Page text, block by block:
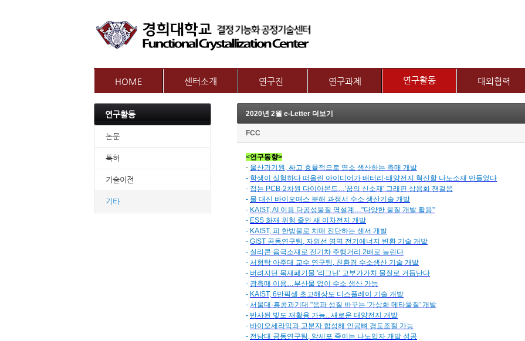
HOME 센터소개 연구진
교수별 연구내용
연구과제
제2그룹 연구주제
연구활동 대외협력
연구활동
논문
특허
기술이전
기타
2020년 2월 e-Letter 더보기
FCC
<연구동향>
- 울산과기원, 싸고 효율적으로 염소 생산하는 촉매 개발
- 학생이 실험하다 떠올린 아이디어가 배터리·태양전지 혁신할 나노소재 만들었다
- 접는 PCB·2차원 다이아몬드…'꿈의 신소재' 그래핀 상용화 잰걸음
- 물 대신 바이오매스 분해 과정서 수소 생산기술 개발
- KAIST, AI 이용 다공성물질 역설계…"다양한 물질 개발 활용"
- ESS 화재 위험 줄인 새 이차전지 개발
- KAIST, 피 한방울로 치매 진단하는 센서 개발
- GIST 공동연구팀, 자외선 영역 전기에너지 변환 기술 개발
- 실리콘 음극소재로 전기차 주행거리 2배로 늘린다
- 서형탁 아주대 교수 연구팀, 친환경 수소생산 기술 개발
- 버려지던 목재폐기물 '리그닌' 고부가가치 물질로 거듭난다
- 광촉매 이용…부산물 없이 수소 생산 가능
- KAIST, 6만픽셀 초고해상도 디스플레이 기술 개발
- 서울대·홍콩과기대 "음파 성질 바꾸는 '가상화 메타물질' 개발
- 반사된 빛도 재활용 가능...새로운 태양전지 개발
- 바이오세라믹과 고분자 합성해 인공뼈 경도조절 가능
- 전남대 공동연구팀, 암세포 죽이는 나노입자 개발 성공